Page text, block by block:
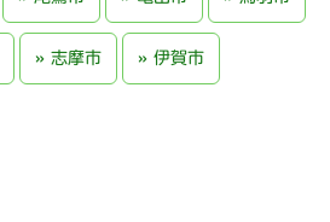
志摩市 伊賀市